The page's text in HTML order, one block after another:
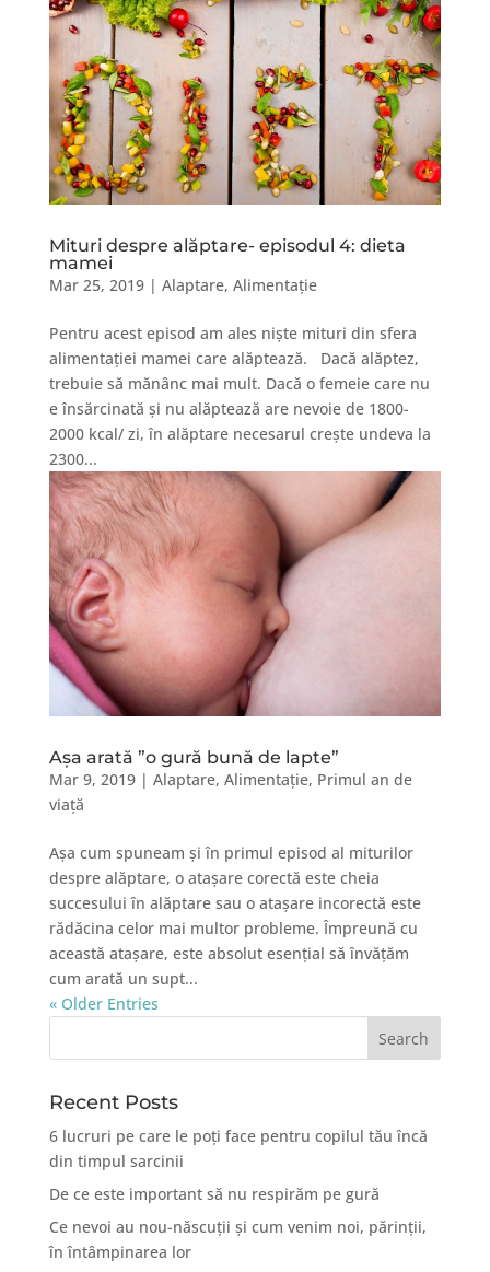
Mituri despre alăptare- episodul 4: dieta
mamei
Mar 25, 2019| Alaptare, Alimentație
Pentru acest episod am ales niște mituri din sfera
alimentației mamei care alăptează. Dacă alăptez,
trebuie să mănânc mai mult. Dacă o femeie care nu
e însărcinată și nu alăptează are nevoie de 1800-
2000 kcal/ zi, în alăptare necesarul crește undeva la
2300...
Așa arată ”o gură bună de lapte”
Mar 9, 2019| Alaptare, Alimentație, Primul an de
viață
Așa cum spuneam și în primul episod al miturilor
despre alăptare, o atașare corectă este cheia
succesului în alăptare sau o atașare incorectă este
rădăcina celor mai multor probleme. Împreună cu
această atașare, este absolut esențial să învățăm
cum arată un supt...
« Older Entries
Recent Posts
6 lucruri pe care le poți face pentru copilul tău încă
din timpul sarcinii
De ce este important să nu respirăm pe gură
Ce nevoi au nou-născuții și cum venim noi, părinții,
în întâmpinarea lor